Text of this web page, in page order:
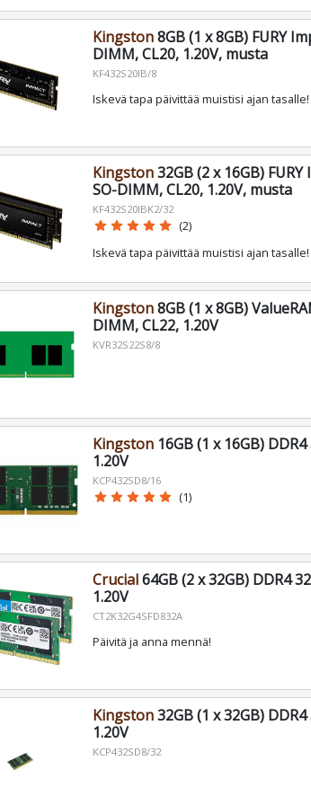
Kingston8GB (1 x 8GB) FURY
DIMM, CL20, 1.20V, musta
KF432S20IB/8
Iskevä tapa päivittää muistisi ajan tasalle!
Kingston32GB (2 x 16GB)
SO-DIMM, CL20, 1.20V, musta
KF432S20IBK2/32
star star star star star (2)
Iskevä tapa päivittää muistisi ajan tasalle!
Kingston8GB (1 x 8GB)
DIMM, CL22, 1.20V
KVR32S22S8/8
Kingston16GB (1 x 16GB)
1.20V
KCP432SD8/16
star star star star star (1)
Crucial64GB (2 x 32GB) DDR4
1.20V
CT2K32G4SFD832A
Päivitä ja anna mennä!
Kingston32GB (1 x 32GB)
1.20V
KCP432SD8/32